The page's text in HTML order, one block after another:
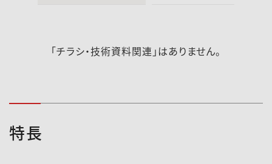
「チラシ・技術資料関連」はありません。
特長